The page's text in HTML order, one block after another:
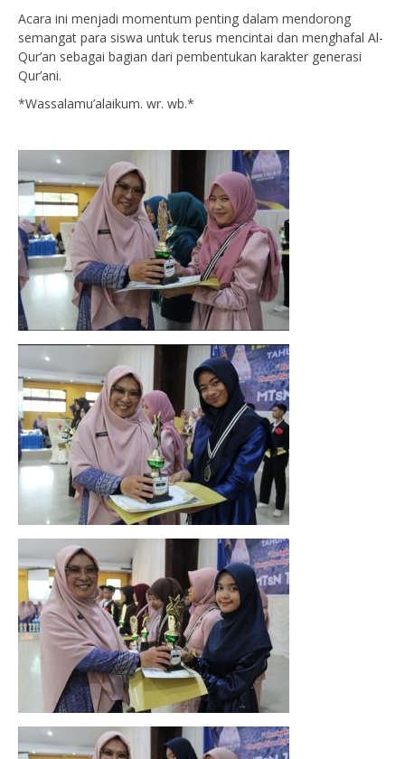
Acara ini menjadi momentum penting dalam mendorong
semangat para siswa untuk terus mencintai dan menghafal Al-
Qur’an sebagai bagian dari pembentukan karakter generasi
Qur’ani.
*Wassalamu’alaikum. wr. wb.*